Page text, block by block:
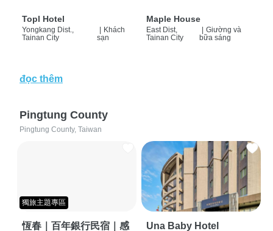
Topl Hotel
Yongkang Dist.,
Tainan City
| Khách
sạn
Maple House
East Dist,
Tainan City
| Giường và
bữa sáng
đọc thêm
Pingtung County
Pingtung County, Taiwan
獨旅主題專區
恆春｜百年銀行民宿｜感
Una Baby Hotel